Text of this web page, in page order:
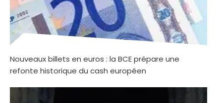
Nouveaux billets en euros : la BCE prépare une
refonte historique du cash européen